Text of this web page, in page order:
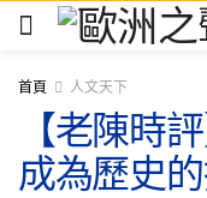
首頁 人文天下
【老陳時
成為歷史